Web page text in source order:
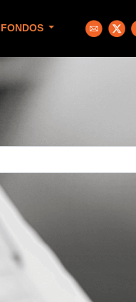
FONDOS